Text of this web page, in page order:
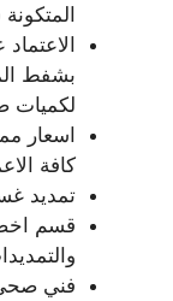
بشفط
لكميات
اسعار
كافة
تمديد
قسم
فني